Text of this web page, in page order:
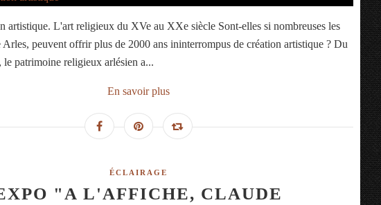
artistique. L'art religieux du XVe au XXe siècle Sont-elles si nombreuses les
peuvent offrir plus de 2000 ans ininterrompus de création artistique ? Du
le patrimoine religieux arlésien a...
En savoir plus
ÉCLAIRAGE
"A L'AFFICHE, CLAUDE